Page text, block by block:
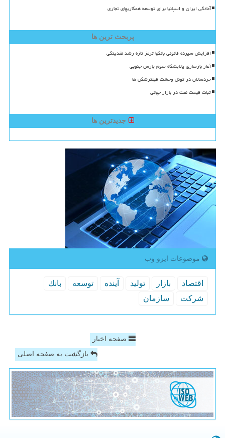
آمادگی ایران و اسپانیا برای توسعه همکاریهای تجاری
پربحث ترین ها
افزایش سپرده قانونی بانکها ترمز تازه رشد نقدینگی
آغاز بازسازی پالایشگاه سوم پارس جنوبی
خردسالان در تونل وحشت فیلترشکن ها
ثبات قیمت نفت در بازار جهانی
جدیدترین ها
موضوعات ایزو وب
اقتصاد بازار تولید آینده توسعه
بانك
شركت
سازمان
صفحه اخبار
بازگشت به صفحه اصلی